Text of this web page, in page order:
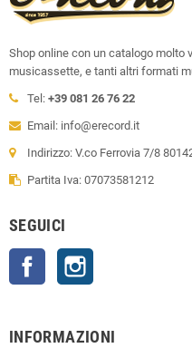
Shop online con un catalogo molto
musicassette, e tanti altri formati
Tel: +39 081 26 76 22
Email: info@erecord.it
Indirizzo: V.co Ferrovia 7/8
Partita Iva: 07073581212
SEGUICI
Facebook
INFORMAZIONI